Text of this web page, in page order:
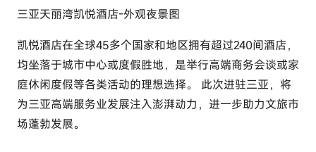
三亚天丽湾凯悦酒店-外观夜景图
凯悦酒店在全球45多个国家和地区拥有超过240间酒店，
均坐落于城市中心或度假胜地，是举行高端商务会谈或家
庭休闲度假等各类活动的理想选择。 此次进驻三亚，将
为三亚高端服务业发展注入澎湃动力，进一步助力文旅市
场蓬勃发展。